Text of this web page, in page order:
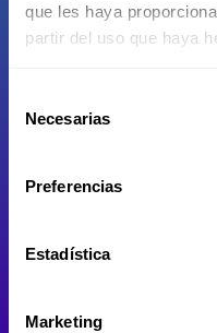
que les haya
partir del uso que haya
Necesarias
Preferencias
Estadística
Marketing
Natterers Sägesalmler